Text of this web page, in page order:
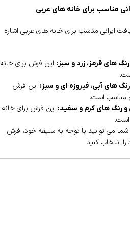
مناسب برای خانه های عربی
ایرانی مناسب برای خانه های عربی اشاره
های قرمز، زرد و سبز: این فرش برای خانه
های آبی، فیروزه ای و سبز: این فرش
مناسب است.
و رنگ های کرم و سفید: این فرش برای خانه
است.
می توانید با توجه به سلیقه خود، فرش
انتخاب کنید.